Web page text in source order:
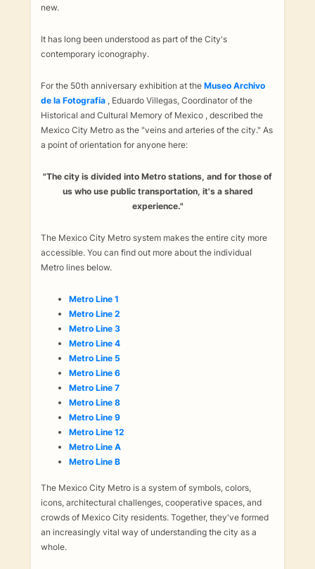
new.
It has long been understood as part of the City's
contemporary iconography.
For the 50th anniversary exhibition at the Museo Archivo
de la Fotografía , Eduardo Villegas, Coordinator of the
Historical and Cultural Memory of Mexico , described the
Mexico City Metro as the "veins and arteries of the city." As
a point of orientation for anyone here:
"The city is divided into Metro stations, and for those of
us who use public transportation, it's a shared
experience."
The Mexico City Metro system makes the entire city more
accessible. You can find out more about the individual
Metro lines below.
Metro Line 1
Metro Line 2
Metro Line 3
Metro Line 4
Metro Line 5
Metro Line 6
Metro Line 7
Metro Line 8
Metro Line 9
Metro Line 12
Metro Line A
Metro Line B
The Mexico City Metro is a system of symbols, colors,
icons, architectural challenges, cooperative spaces, and
crowds of Mexico City residents. Together, they've formed
an increasingly vital way of understanding the city as a
whole.